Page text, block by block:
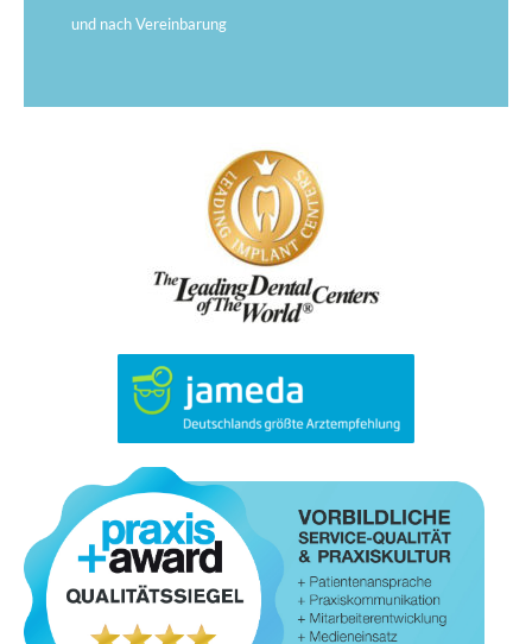
und nach Vereinbarung